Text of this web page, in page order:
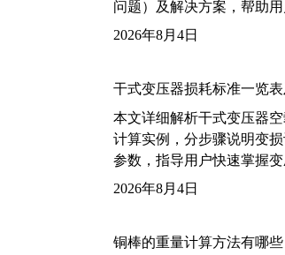
问题）及解决方案，帮助
2026年8月4日
干式变压器损耗标准一览
本文详细解析干式变压器
计算实例，分步骤说明变
参数，指导用户快速掌握变
2026年8月4日
铜棒的重量计算方法有哪些